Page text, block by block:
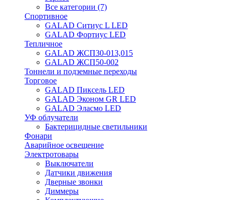
Все категории (7)
Спортивное
GALAD Ситиус L LED
GALAD Фортиус LED
Тепличное
GALAD ЖСП30-013,015
GALAD ЖСП50-002
Тоннели и подземные переходы
Торговое
GALAD Пиксель LED
GALAD Эконом GR LED
GALAD Эласмо LED
УФ облучатели
Бактерицидные светильники
Фонари
Аварийное освещение
Электротовары
Выключатели
Датчики движения
Дверные звонки
Диммеры